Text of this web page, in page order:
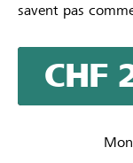
savent pas
scolaire 2026-
afin de les aider
d’apprentissage,
pouvoir aller
nous souhaitons
CHF